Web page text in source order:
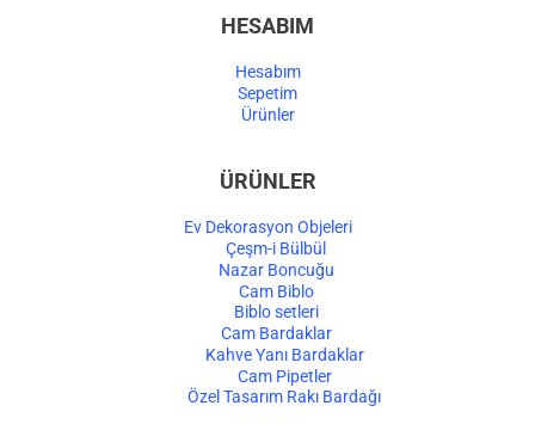
HESABIM
Hesabım
Sepetim
Ürünler
ÜRÜNLER
Ev Dekorasyon Objeleri
Çeşm-i Bülbül
Nazar Boncuğu
Cam Biblo
Biblo setleri
Cam Bardaklar
Kahve Yanı Bardaklar
Cam Pipetler
Özel Tasarım Rakı Bardağı